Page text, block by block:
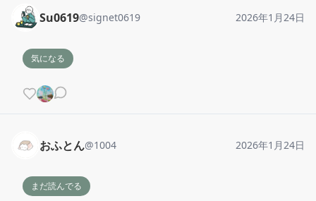
Su0619@signet0619 2026年1月24日
気になる
おふとん@1004 2026年1月24日
まだ読んでる